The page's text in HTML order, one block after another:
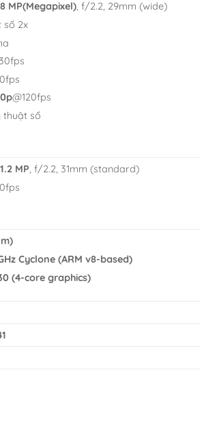
MP(Megapixel), f/2.2, 29mm (wide)
số 2x
@120fps
thuật số
MP, f/2.2, 31mm (standard)
Cyclone (ARM v8-based)
(4-core graphics)